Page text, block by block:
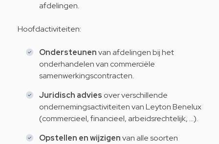
afdelingen.
Hoofdactiviteiten:
Ondersteunenvan afdelingen bij het
onderhandelen van commerciële
samenwerkingscontracten.
Juridisch advies over verschillende
ondernemingsactiviteiten van Leyton Benelux
(commercieel, financieel, arbeidsrechtelijk, ...).
Opstellen en wijzigenvan alle soorten